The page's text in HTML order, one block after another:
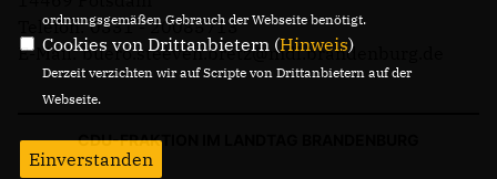
Telefon: 0331 - 20085713
E-Mail: buero.steeven.bretz@mdl.brandenburg.de
CDU-FRAKTION IM LANDTAG BRANDENBURG
ordnungsgemäßen Gebrauch der Webseite benötigt.
Cookies von Drittanbietern (Hinweis)
Derzeit verzichten wir auf Scripte von Drittanbietern auf der
Webseite.
Einverstanden